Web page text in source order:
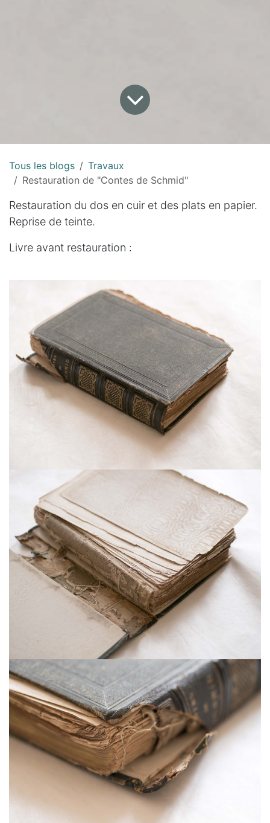
Tous les blogs
Travaux
Restauration de "Contes de Schmid"
Restauration du dos en cuir et des plats en papier.
Reprise de teinte.
Livre avant restauration :